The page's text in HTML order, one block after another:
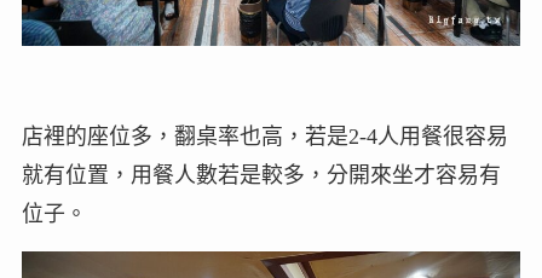
店裡的座位多，翻桌率也高，若是2-4人用餐很容易
就有位置，用餐人數若是較多，分開來坐才容易有
位子。